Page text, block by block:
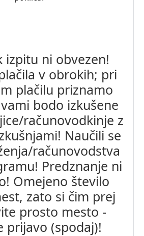
izpitu ni obvezen!
v obrokih; pri
plačilu priznamo
vami bodo izkušene
računovodkinje z
Naučili se
računovodstva
Predznanje ni
Omejeno število
zato si čim prej
prosto mesto -
prijavo (spodaj)!